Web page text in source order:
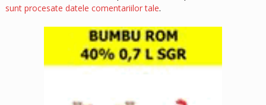
sunt procesate datele comentariilor tale.